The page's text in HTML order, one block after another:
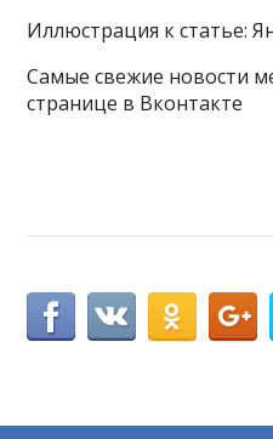
Иллюстрация к статье:
Самые свежие новости
странице в Вконтакте